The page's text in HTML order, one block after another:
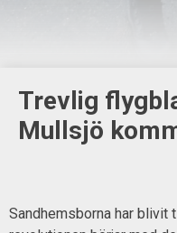
Trevlig
Mullsjö
Sandhemsborna har